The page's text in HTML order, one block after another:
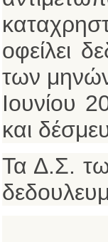
οφείλει
των
Ιουνίου
και
Τα Δ.Σ.